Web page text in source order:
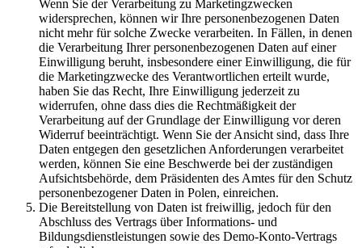
Wenn Sie der Verarbeitung zu Marketingzwecken
widersprechen, können wir Ihre personenbezogenen Daten
nicht mehr für solche Zwecke verarbeiten. In Fällen, in denen
die Verarbeitung Ihrer personenbezogenen Daten auf einer
Einwilligung beruht, insbesondere einer Einwilligung, die für
die Marketingzwecke des Verantwortlichen erteilt wurde,
haben Sie das Recht, Ihre Einwilligung jederzeit zu
widerrufen, ohne dass dies die Rechtmäßigkeit der
Verarbeitung auf der Grundlage der Einwilligung vor deren
Widerruf beeinträchtigt. Wenn Sie der Ansicht sind, dass Ihre
Daten entgegen den gesetzlichen Anforderungen verarbeitet
werden, können Sie eine Beschwerde bei der zuständigen
Aufsichtsbehörde, dem Präsidenten des Amtes für den Schutz
personenbezogener Daten in Polen, einreichen.
Die Bereitstellung von Daten ist freiwillig, jedoch für den
Abschluss des Vertrags über Informations- und
Bildungsdienstleistungen sowie des Demo-Konto-Vertrags